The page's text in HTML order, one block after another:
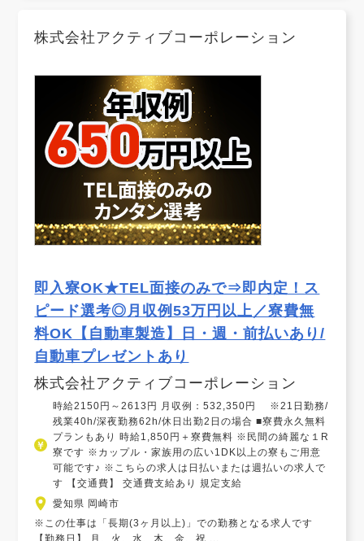
株式会社アクティブコーポレーション
即入寮OK★TEL面接のみで⇒即内定！ス
ピード選考◎月収例53万円以上／寮費無
料OK【自動車製造】日・週・前払いあり/
自動車プレゼントあり
株式会社アクティブコーポレーション
時給2150円～2613円 月収例：532,350円 ※21日勤務/
残業40h/深夜勤務62h/休日出勤2日の場合 ■寮費永久無料
プランもあり 時給1,850円＋寮費無料 ※民間の綺麗な１R
寮です ※カップル・家族用の広い1DK以上の寮もご用意
可能です♪ ※こちらの求人は日払いまたは週払いの求人で
す 【交通費】 交通費支給あり 規定支給
愛知県 岡崎市
※この仕事は「長期(3ヶ月以上)」での勤務となる求人です
【勤務日】 月、火、水、木、金、祝 ...